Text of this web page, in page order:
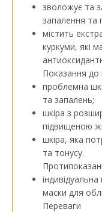
зволожує та
запалення та
містить
куркуми, які
Показання до
проблемна
та запалень;
шкіра з
підвищеною
шкіра, яка
та тонусу.
маски для
Переваги